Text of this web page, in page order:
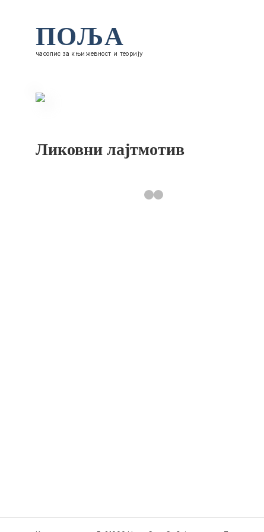
ПОЉА
часопис за књижевност и теорију
Ликовни лајтмотив